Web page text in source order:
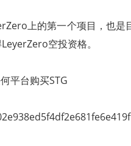
上的第一个项目，也是
空投资格。
平台购买STG